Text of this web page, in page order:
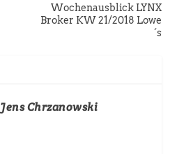
Wochenausblick LYNX
Broker KW 21/2018 Lowe
´s
Jens Chrzanowski